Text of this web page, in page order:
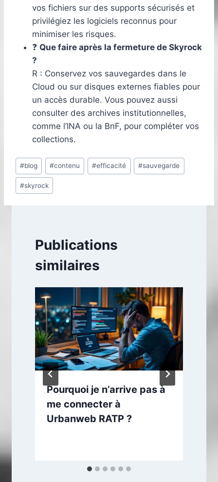
vos fichiers sur des supports sécurisés et
privilégiez les logiciels reconnus pour
minimiser les risques.
❓ Que faire après la fermeture de Skyrock
?
R : Conservez vos sauvegardes dans le
Cloud ou sur disques externes fiables pour
un accès durable. Vous pouvez aussi
consulter des archives institutionnelles,
comme l’INA ou la BnF, pour compléter vos
collections.
Étiquettes
de
la
#blog #contenu #efficacité #sauvegarde
#skyrock
Publications
similaires
Pourquoi je n’arrive pas à
me connecter à
Urbanweb RATP ?